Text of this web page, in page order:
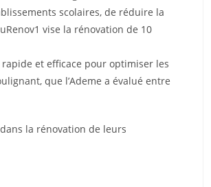
scolaires, de réduire la
vise la rénovation de 10
rapide et efficace pour optimiser les
que l’Ademe a évalué entre
la rénovation de leurs